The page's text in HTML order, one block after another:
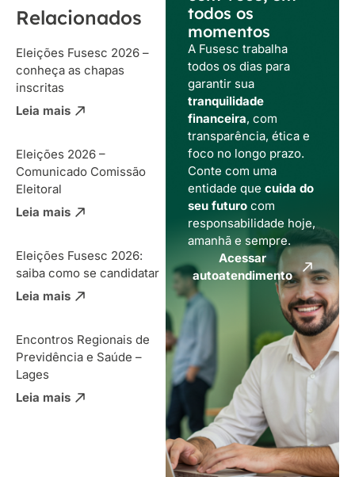
Relacionados
Eleições Fusesc 2026 –
conheça as chapas
inscritas
Leia mais
Eleições 2026 –
Comunicado Comissão
Eleitoral
Leia mais
Eleições Fusesc 2026:
saiba como se candidatar
Leia mais
Encontros Regionais de
Previdência e Saúde –
Lages
Leia mais
todos os
momentos
A Fusesc trabalha
todos os dias para
garantir sua
tranquilidade
financeira, com
transparência, ética e
foco no longo prazo.
Conte com uma
entidade que cuida do
seu futurocom
responsabilidade hoje,
amanhã e sempre.
Acessar
autoatendimento